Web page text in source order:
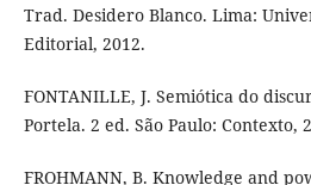
Trad. Desidero Blanco. Lima:
Editorial, 2012.
FONTANILLE, J. Semiótica do
Portela. 2 ed. São Paulo: Contexto,
FROHMANN, B. Knowledge and